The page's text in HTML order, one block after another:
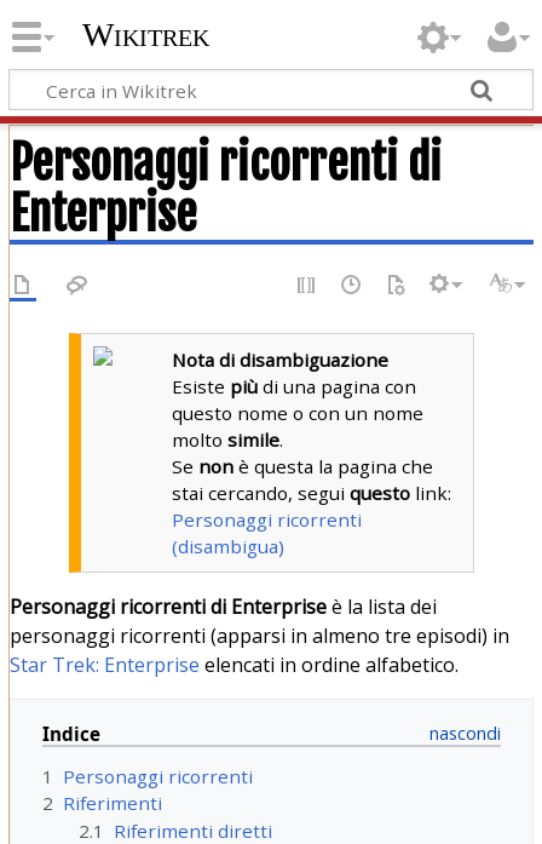
Wikitrek
Personaggi ricorrenti di
Enterprise
Nota di disambiguazione
Esiste più di una pagina con
questo nome o con un nome
moltosimile.
Se non è questa la pagina che
stai cercando, seguiquesto link:
Personaggi ricorrenti
(disambigua)
Personaggi ricorrenti di Enterpriseè la lista dei
personaggi ricorrenti (apparsi in almeno tre episodi) in
Star Trek: Enterprise elencati in ordine alfabetico.
Indice
1
Personaggi ricorrenti
2 Riferimenti
2.1
Riferimenti diretti